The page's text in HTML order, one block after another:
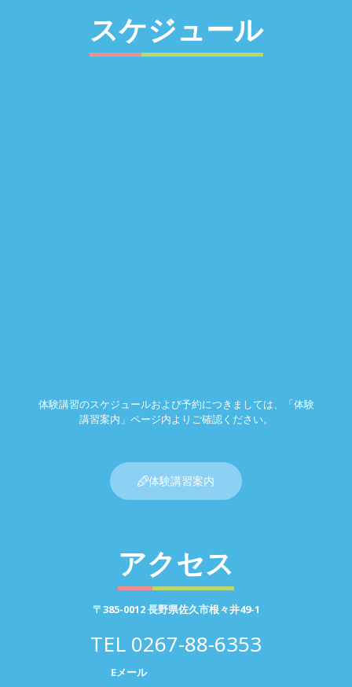
スケジュール
体験講習のスケジュールおよび予約につきましては、「体験
講習案内」ページ内よりご確認ください。
体験講習案内
アクセス
〒385-0012 長野県佐久市根々井49-1
TEL 0267-88-6353
Eメール